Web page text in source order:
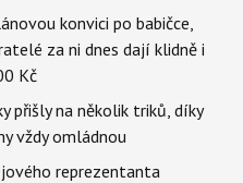
konvici po babičce,
za ni dnes dají klidně i
Kč
přišly na několik triků, díky
vždy omládnou
reprezentanta